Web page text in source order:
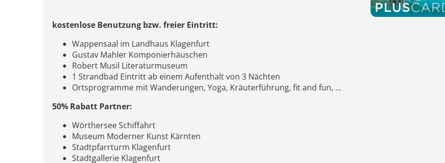
kostenlose Benutzung bzw. freier Eintritt:
Wappensaal im Landhaus Klagenfurt
Gustav Mahler Komponierhäuschen
Robert Musil Literaturmuseum
1 Strandbad Eintritt ab einem Aufenthalt von 3 Nächten
Ortsprogramme mit Wanderungen, Yoga, Kräuterführung, fit and fun, ...
50% Rabatt Partner:
Wörthersee Schiffahrt
Museum Moderner Kunst Kärnten
Stadtpfarrturm Klagenfurt
Stadtgallerie Klagenfurt